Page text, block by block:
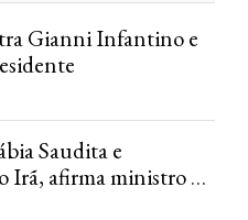
Gianni Infantino e
Saudita e
Irã, afirma ministro da